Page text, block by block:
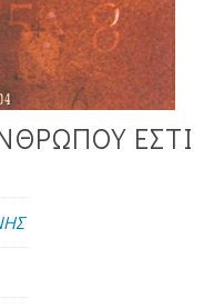
ΕΣΤΙ